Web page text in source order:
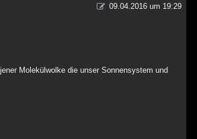
09.04.2016 um 19:29
Molekülwolke die unser Sonnensystem und